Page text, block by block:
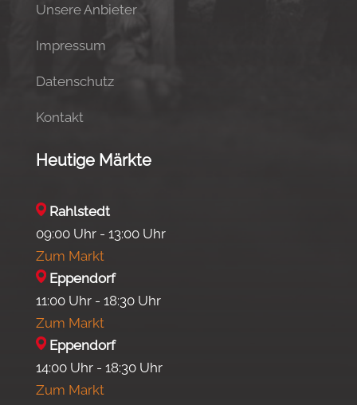
Unsere Anbieter
Impressum
Datenschutz
Kontakt
Heutige Märkte
Rahlstedt
09:00 Uhr - 13:00 Uhr
Zum Markt
Eppendorf
11:00 Uhr - 18:30 Uhr
Zum Markt
Eppendorf
14:00 Uhr - 18:30 Uhr
Zum Markt